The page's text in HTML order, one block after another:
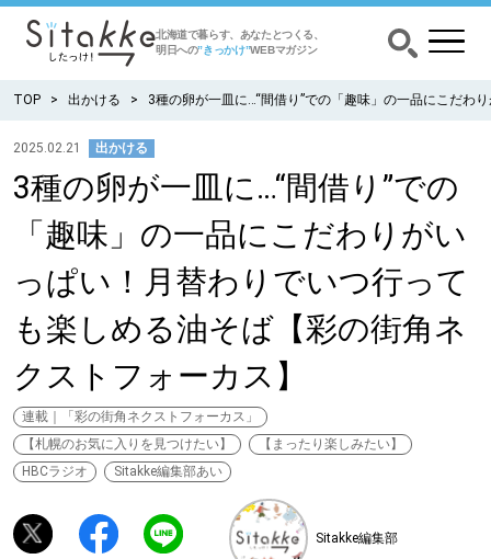
北海道で暮らす、あなたとつくる、
明日への”きっかけ”WEBマガジン
CATEGORY カテゴリー
食べる
出かける
暮らす
みがく
育む
深める
TOP 出かける 3種の卵が一皿に…“間借り”での「趣味」の一品にこだわ
2025.02.21 出かける
3種の卵が一皿に…“間借り”での
「趣味」の一品にこだわりがい
っぱい！月替わりでいつ行って
も楽しめる油そば【彩の街角ネ
クストフォーカス】
連載｜「彩の街角ネクストフォーカス」
【札幌のお気に入りを見つけたい】
【まったり楽しみたい】
HBCラジオ
Sitakke編集部あい
Sitakke編集部